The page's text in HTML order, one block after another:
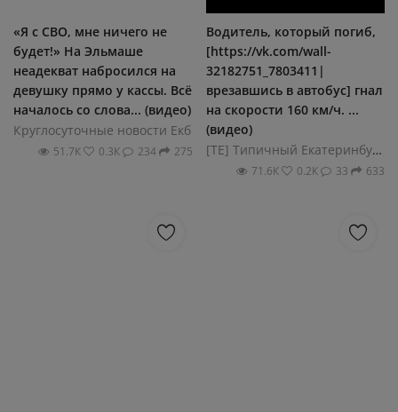
«Я с СВО, мне ничего не
будет!» На Эльмаше
неадекват набросился на
девушку прямо у кассы. Всё
началось со слова... (видео)
Круглосуточные новости Екб
51.7К 0.3К 234 275
Водитель, который погиб,
[https://vk.com/wall-
32182751_7803411|
врезавшись в автобус] гнал
на скорости 160 км/ч. ...
(видео)
[ТЕ] Типичный Екатеринбург
71.6К 0.2К 33 633